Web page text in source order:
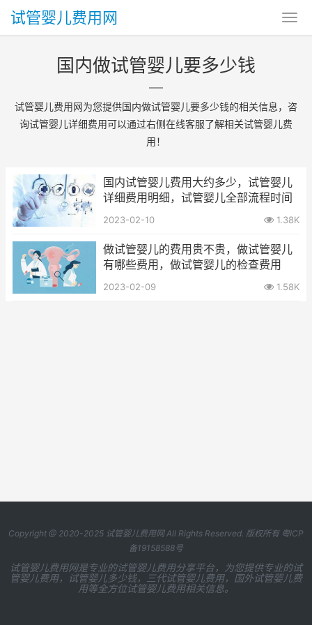
试管婴儿费用网
国内做试管婴儿要多少钱
试管婴儿费用网为您提供国内做试管婴儿要多少钱的相关信息，咨
询试管婴儿详细费用可以通过右侧在线客服了解相关试管婴儿费
用！
国内试管婴儿费用大约多少，试管婴儿
详细费用明细，试管婴儿全部流程时间
2023-02-10 1.38K
做试管婴儿的费用贵不贵，做试管婴儿
有哪些费用，做试管婴儿的检查费用
2023-02-09 1.58K
Copyright @ 2020-2025 试管婴儿费用网All Rights Reserved. 版权所有 粤ICP
备19158588号
试管婴儿费用网是专业的试管婴儿费用分享平台，为您提供专业的试
管婴儿费用，试管婴儿多少钱，三代试管婴儿费用，国外试管婴儿费
用等全方位试管婴儿费用相关信息。